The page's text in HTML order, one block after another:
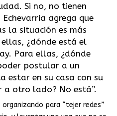
Si no, no tienen
agrega que
la situación es más
¿dónde está el
Para ellas, ¿dónde
postular a un
estar en su casa con su
a otro lado? No está”.
para “tejer redes”